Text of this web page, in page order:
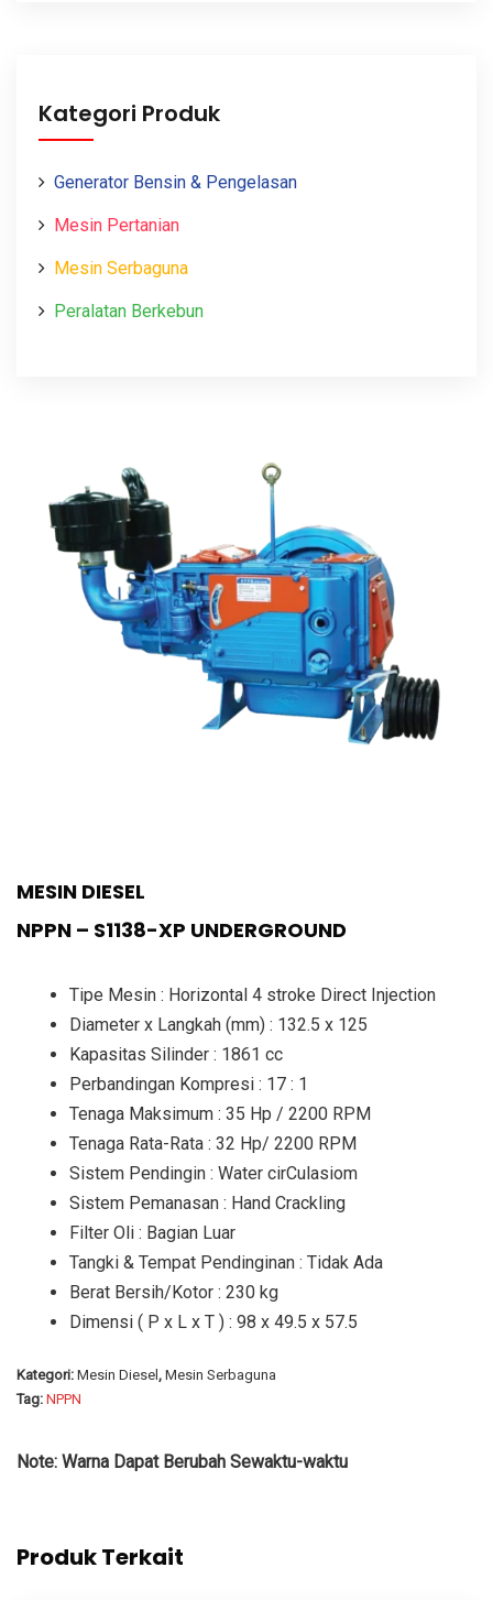
Kategori Produk
Generator Bensin & Pengelasan
Mesin Pertanian
Mesin Serbaguna
Peralatan Berkebun
MESIN DIESEL
NPPN – S1138-XP UNDERGROUND
Tipe Mesin : Horizontal 4 stroke Direct Injection
Diameter x Langkah (mm) : 132.5 x 125
Kapasitas Silinder : 1861 cc
Perbandingan Kompresi : 17 : 1
Tenaga Maksimum : 35 Hp / 2200 RPM
Tenaga Rata-Rata : 32 Hp/ 2200 RPM
Sistem Pendingin : Water cirCulasiom
Sistem Pemanasan : Hand Crackling
Filter Oli : Bagian Luar
Tangki & Tempat Pendinginan : Tidak Ada
Berat Bersih/Kotor : 230 kg
Dimensi ( P x L x T ) : 98 x 49.5 x 57.5
Kategori: Mesin Diesel , Mesin Serbaguna
Tag: NPPN
Note: Warna Dapat Berubah Sewaktu-waktu
Produk Terkait